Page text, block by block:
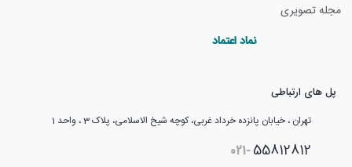
مجله تصویری
نماد اعتماد
پل های ارتباطی
تهران ، خیابان پانزده خرداد غربی، کوچه شیخ الاسلامی، پلاک 3 ، واحد 1
021-55812812